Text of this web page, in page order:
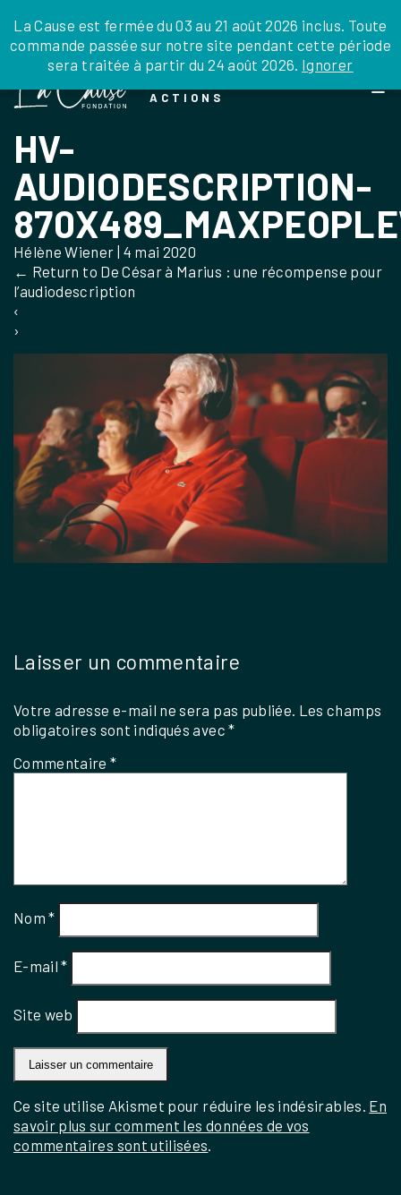
to
the
La Cause est fermée du 03 au 21 août 2026 inclus. Toute
commande passée sur notre site pendant cette période
sera traitée à partir du 24 août 2026. Ignorer
JE DONNE JE PARRAINE NOUS SOUTENIR
DEPUIS LA FRANCE
DEPUIS L’INTERNATIONAL
EN TANT QU’ORGANISATION
0 ARTICLE
ACTIONS
HV-
AUDIODESCRIPTION-
Hélène Wiener | 4 mai 2020
← Return to De César à Marius : une récompense pour
l’audiodescription
‹
›
Laisser un commentaire
Votre adresse e-mail ne sera pas publiée. Les champs
obligatoires sont indiqués avec*
Commentaire*
Nom*
E-mail*
Site web
Ce site utilise Akismet pour réduire les indésirables. En
savoir plus sur comment les données de vos
commentaires sont utilisées.